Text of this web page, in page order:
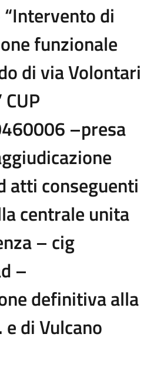
di
funzionale
di via Volontari
–presa
atti conseguenti
centrale unita
– cig
–
definitiva alla
e di Vulcano